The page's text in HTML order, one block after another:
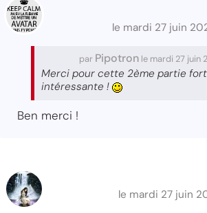
le mardi 27 juin
par Pipotron le mardi 27 juin
Merci pour cette 2ème partie
intéressante !
Ben merci !
le mardi 27 juin